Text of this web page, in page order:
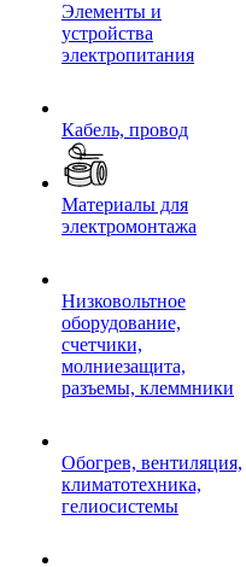
Элементы и
устройства
электропитания
Кабель, провод
Материалы для
электромонтажа
Низковольтное
оборудование,
счетчики,
молниезащита,
разъемы, клеммники
Обогрев, вентиляция,
климатотехника,
гелиосистемы